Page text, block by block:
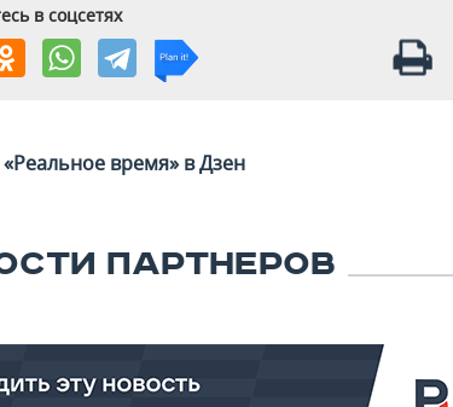
в соцсетях
«Реальное время» в Дзен
ПАРТНЕРОВ